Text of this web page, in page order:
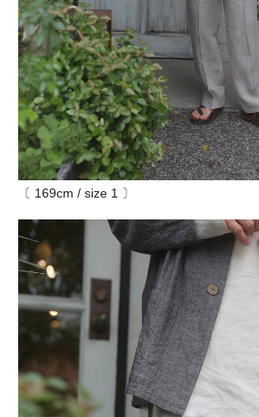
〔 169cm / size 1 〕